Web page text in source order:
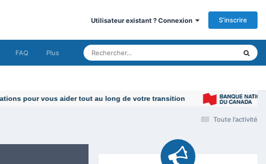
Utilisateur existant ? Connexion S’inscrire
FAQ Plus
Toute l’activité